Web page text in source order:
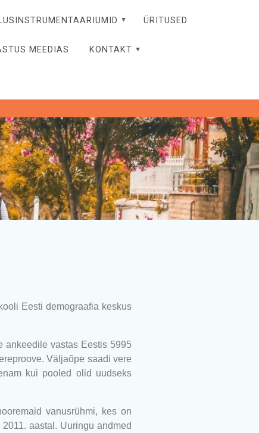
ÜRITUSED
MEEDIAS KONTAKT
Eesti demograafia keskus
ankeedile vastas Eestis 5995
Väljaõpe saadi vere
kui pooled olid uudseks
vanusrühmi, kes on
aastal. Uuringu andmed